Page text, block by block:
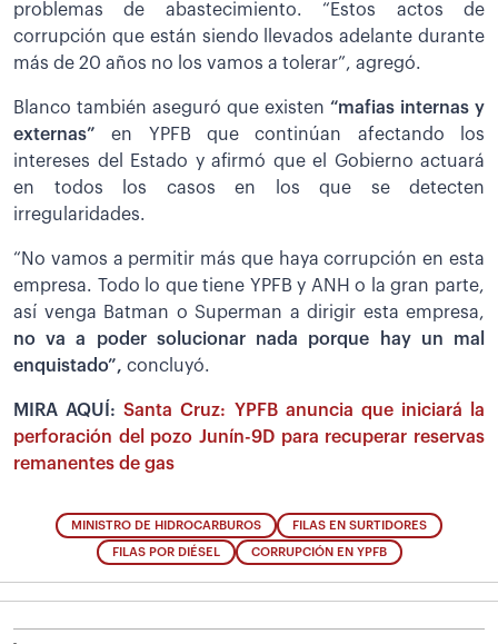
problemas de abastecimiento. “Estos actos de
corrupción que están siendo llevados adelante durante
más de 20 años no los vamos a tolerar”, agregó.
Blanco también aseguró que existen “mafias internas y
externas”en YPFB que continúan afectando los
intereses del Estado y afirmó que el Gobierno actuará
en todos los casos en los que se detecten
irregularidades.
“No vamos a permitir más que haya corrupción en esta
empresa. Todo lo que tiene YPFB y ANH o la gran parte,
así venga Batman o Superman a dirigir esta empresa,
no va a poder solucionar nada porque hay un mal
enquistado”, concluyó.
MIRA AQUÍ:Santa Cruz: YPFB anuncia que iniciará la
perforación del pozo Junín-9D para recuperar reservas
remanentes de gas
MINISTRO DE HIDROCARBUROS FILAS EN SURTIDORES
FILAS POR DIÉSEL CORRUPCIÓN EN YPFB